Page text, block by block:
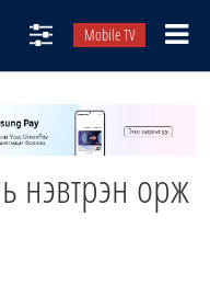
Mobile TV
нэвтрэн орж